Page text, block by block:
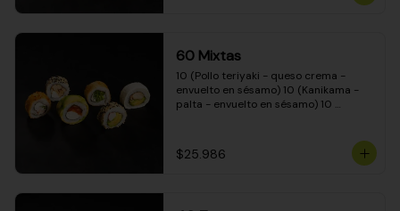
(Pimentón - queso crema - cebollín -
envuelto en masa tempura)
60 Mixtas
10 (Pollo teriyaki - queso crema -
envuelto en sésamo) 10 (Kanikama -
palta - envuelto en sésamo) 10
envuelto en queso crema) 10
(Camarón - queso crema - cebollín -
$25.986